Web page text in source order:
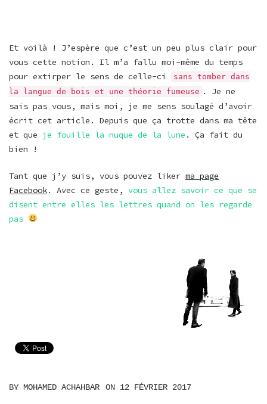
Et voilà ! J’espère que c’est un peu plus clair pour
vous cette notion. Il m’a fallu moi-même du temps
pour extirper le sens de celle-ci
sans tomber dans
la langue de bois et une théorie fumeuse . Je ne
sais pas vous, mais moi, je me sens soulagé d’avoir
écrit cet article. Depuis que ça trotte dans ma tête
et que je fouille la nuque de la lune . Ça fait du
bien !
Tant que j’y suis, vous pouvez liker ma page
Facebook. Avec ce geste, vous allez savoir ce que se
disent entre elles les lettres quand on les regarde
pas
BY MOHAMED ACHAHBAR ON 12 FÉVRIER 2017